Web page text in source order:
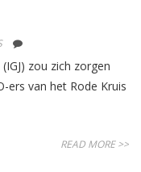
zou zich zorgen
ers van het Rode Kruis
READ MORE >>